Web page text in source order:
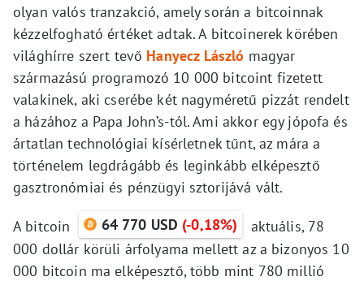
olyan valós tranzakció, amely során a bitcoinnak
kézzelfogható értéket adtak. A bitcoinerek körében
világhírre szert tevő Hanyecz László magyar
származású programozó 10 000 bitcoint fizetett
valakinek, aki cserébe két nagyméretű pizzát rendelt
a házához a Papa John’s-tól. Ami akkor egy jópofa és
ártatlan technológiai kísérletnek tűnt, az mára a
történelem legdrágább és leginkább elképesztő
gasztronómiai és pénzügyi sztorijává vált.
A bitcoin 64 770 USD (-0,18%)
aktuális, 78
000 dollár körüli árfolyama mellett az a bizonyos 10
000 bitcoin ma elképesztő, több mint 780 millió